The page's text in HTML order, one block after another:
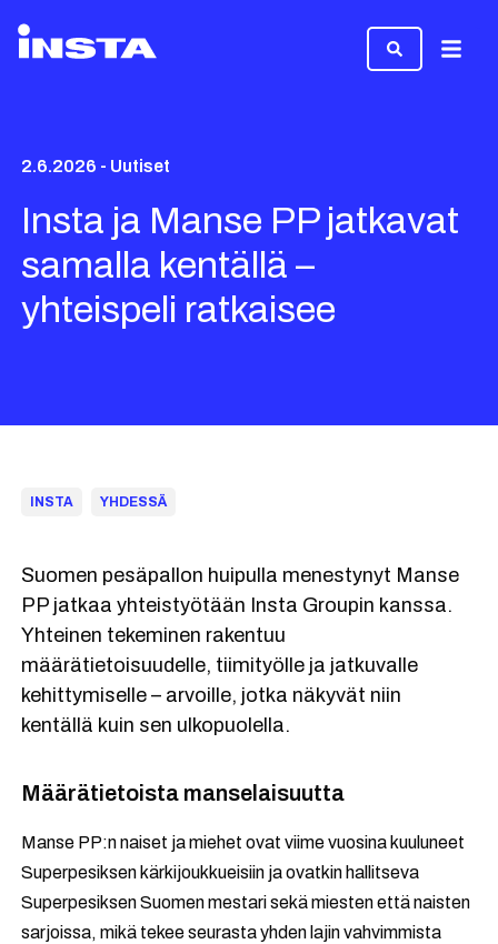
2.6.2026 - Uutiset
Insta ja Manse PP jatkavat
samalla kentällä –
yhteispeli ratkaisee
INSTA YHDESSÄ
Suomen pesäpallon huipulla menestynyt Manse
PP jatkaa yhteistyötään Insta Groupin kanssa.
Yhteinen tekeminen rakentuu
määrätietoisuudelle, tiimityölle ja jatkuvalle
kehittymiselle – arvoille, jotka näkyvät niin
kentällä kuin sen ulkopuolella.
Määrätietoista manselaisuutta
Manse PP:n naiset ja miehet ovat viime vuosina kuuluneet
Superpesiksen kärkijoukkueisiin ja ovatkin hallitseva
Superpesiksen Suomen mestari sekä miesten että naisten
sarjoissa, mikä tekee seurasta yhden lajin vahvimmista